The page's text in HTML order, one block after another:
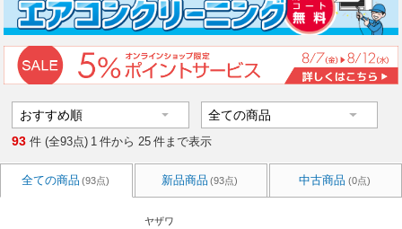
93 件 (全93点) 1 件から 25 件まで表示
全ての商品 (93点) 新品商品 (93点) 中古商品 (0点)
ヤザワ